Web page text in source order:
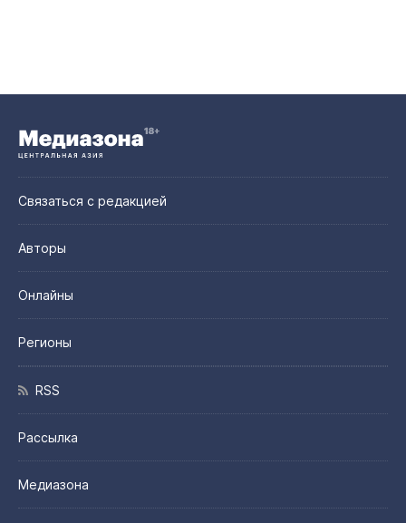
Связаться с редакцией
Авторы
Онлайны
Регионы
RSS
Рассылка
Медиазона